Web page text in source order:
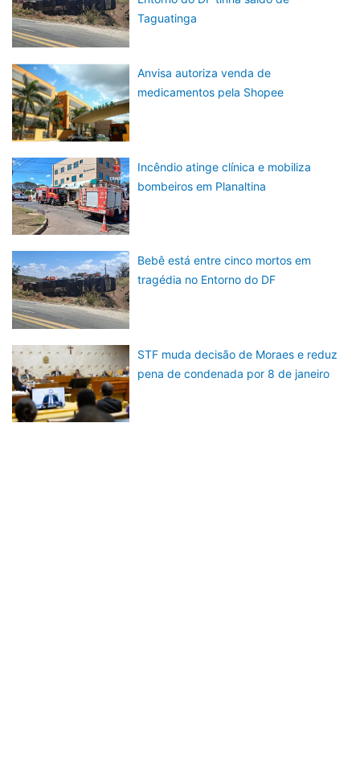
Taguatinga
Anvisa autoriza venda de
medicamentos pela Shopee
Incêndio atinge clínica e mobiliza
bombeiros em Planaltina
Bebê está entre cinco mortos em
tragédia no Entorno do DF
STF muda decisão de Moraes e reduz
pena de condenada por 8 de janeiro